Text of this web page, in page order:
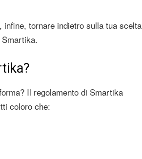
tornare indietro sulla tua scelta
Il regolamento di Smartika
coloro che: